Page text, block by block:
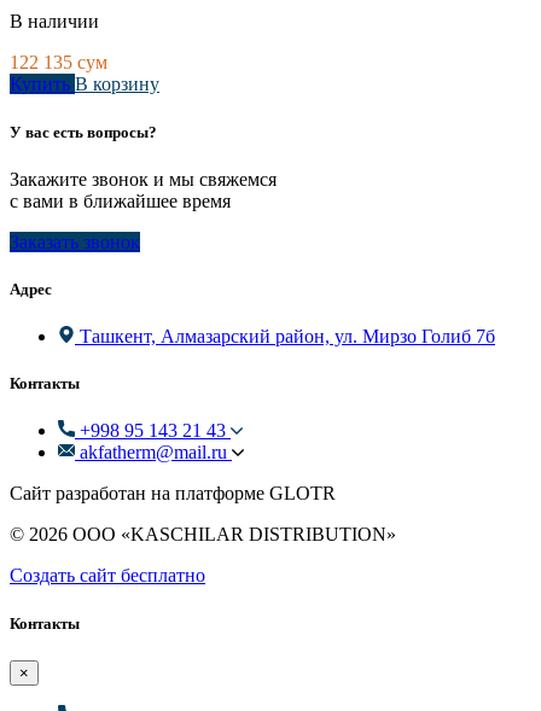
В наличии
122 135 сум
Купить В корзину
У вас есть вопросы?
Закажите звонок и мы свяжемся
с вами в ближайшее время
Заказать звонок
Адрес
Ташкент, Алмазарский район, ул. Мирзо Голиб 7б
Контакты
+998 95 143 21 43
akfatherm@mail.ru
Сайт разработан на платформе GLOTR
© 2026 ООО «KASCHILAR DISTRIBUTION»
Создать cайт бесплатно
Контакты
×